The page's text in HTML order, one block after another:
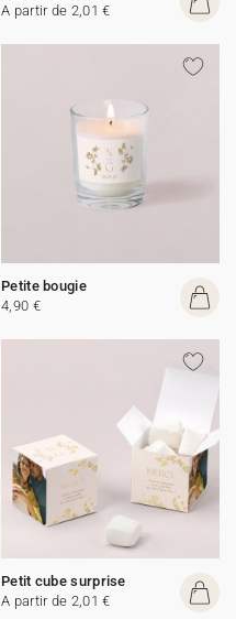
A partir de 2,01 €
Petite bougie
4,90 €
Petit cube surprise
A partir de 2,01 €